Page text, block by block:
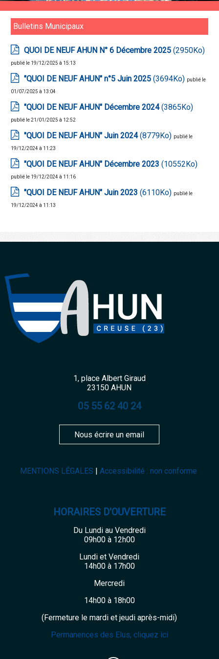
Bulletins Municipaux
QUOI DE NEUF AHUN N° 6 Décembre 2025 (2950Ko)
publié le 19/12/2025 à 15:13
"QUOI DE NEUF AHUN" n°5 Juin 2025 (3694Ko) publié le
01/07/2025 à 13:04
"QUOI DE NEUF AHUN" Décembre 2024(3865Ko)
publié le 21/01/2025 à 12:52
"QUOI DE NEUF AHUN" Juin 2024(8779Ko) publié le
19/12/2024 à 11:23
"QUOI DE NEUF AHUN" Décembre 2023 (10552Ko)
publié le 19/12/2024 à 11:16
"QUOI DE NEUF AHUN" Juin 2023 (6110Ko) publié le
19/12/2024 à 11:13
1, place Albert Giraud
23150 AHUN
05 55 62 40 24
Nous écrire un email
MENTIONS LÉGALES Accessibilité : non conforme
HORAIRES D'OUVERTURE
Du Lundi au Vendredi
09h00 à 12h00
Lundi et Vendredi
14h00 à 17h00
Mercredi
14h00 à 18h00
(Fermeture le mardi et jeudi après-midi)
Permanences des Elus, cliquez ici